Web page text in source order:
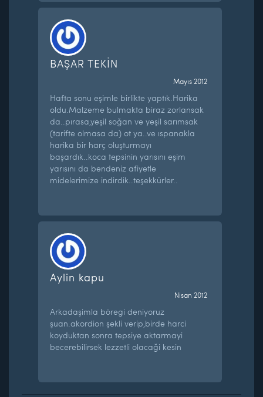
BAŞAR TEKİN
Mayıs 2012
Hafta sonu eşimle birlikte yaptık.Harika
oldu.Malzeme bulmakta biraz zorlansak
da..pırasa,yeşil soğan ve yeşil sarımsak
(tarifte olmasa da) ot ya..ve ıspanakla
harika bir harç oluşturmayı
başardık..koca tepsinin yarısını eşim
yarısını da bendeniz afiyetle
midelerimize indirdik..teşekkürler..
Aylin kapu
Nisan 2012
Arkadaşimla böregi deniyoruz
şuan.akordion şekli verip,birde harci
koyduktan sonra tepsiye aktarmayi
becerebilirsek lezzetli olacaği kesin